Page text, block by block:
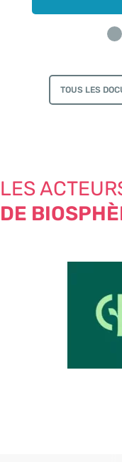
TOUS LES
LES
DE